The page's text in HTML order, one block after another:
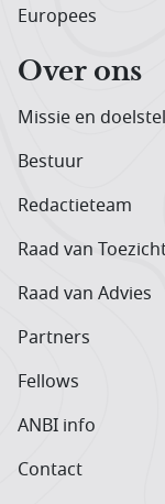
Europees
Over ons
Missie en
Bestuur
Redactieteam
Raad van
Raad van Advies
Partners
Fellows
ANBI info
Contact